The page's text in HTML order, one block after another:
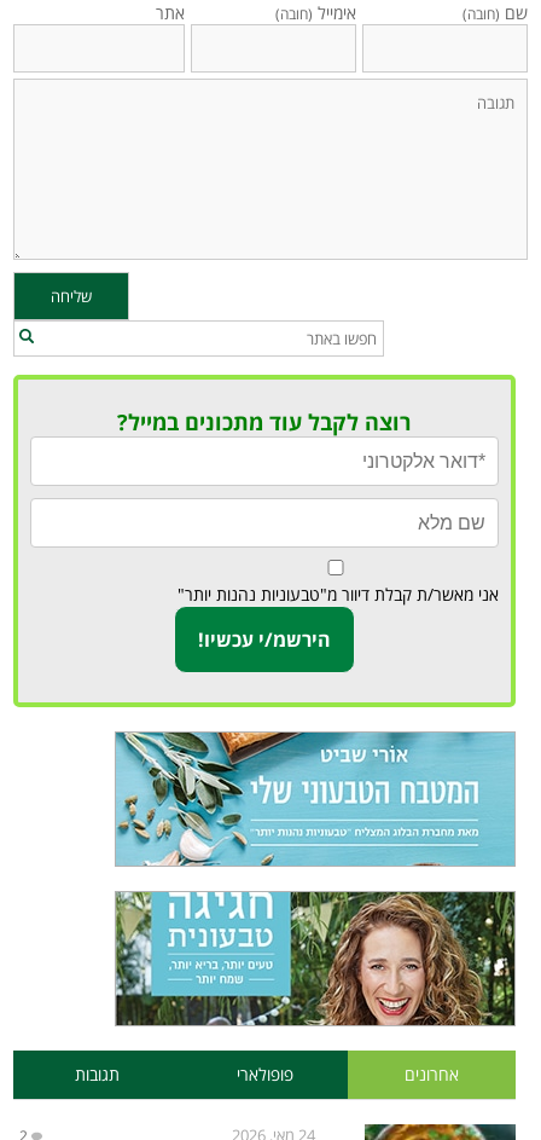
שם (חובה) אימייל (חובה) אתר
רוצה לקבל עוד מתכונים במייל?
אני מאשר/ת קבלת דיוור מ"טבעוניות נהנות יותר"
אחרונים פופולארי תגובות
24 מאי, 2026 2